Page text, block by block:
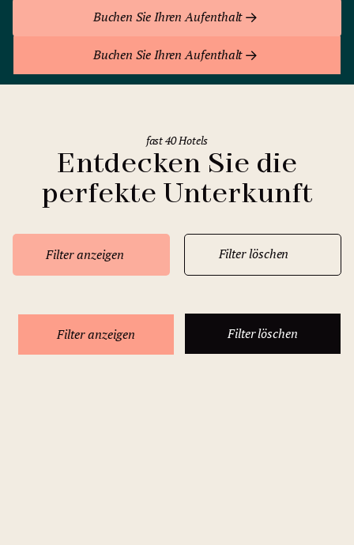
Buchen Sie Ihren Aufenthalt
Buchen Sie Ihren Aufenthalt
Entdecken Sie die
perfekte Unterkunft
fast 40 Hotels
Filter anzeigen
Filter anzeigen
Filter löschen
Filter löschen